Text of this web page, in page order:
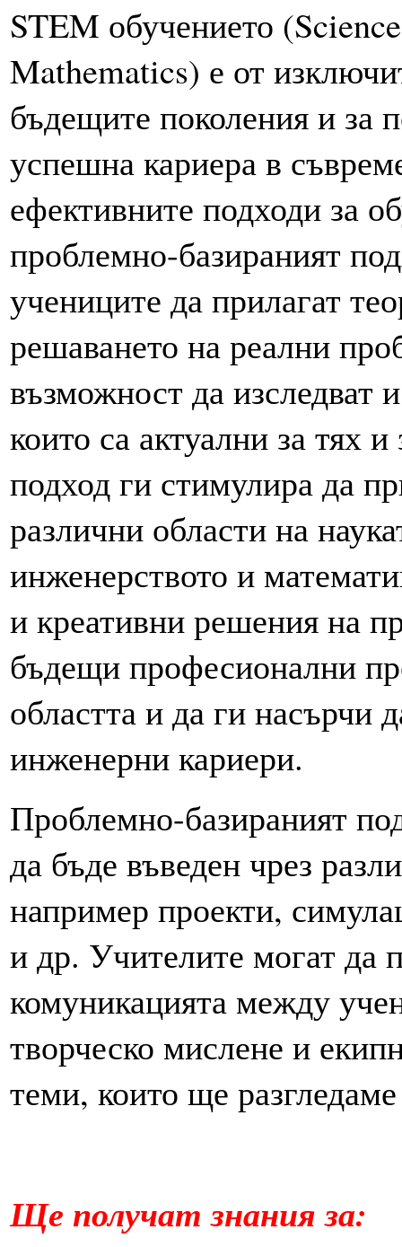
STEM обучението
Mathematics) е от
бъдещите поколения и за
успешна кариера в
ефективните подходи за
проблемно-базираният
учениците да прилагат
решаването на реални
възможност да изследват
които са актуални за тях
подход ги стимулира да
различни области на
инженерството и
и креативни решения на
бъдещи професионални
областта и да ги насърчи
инженерни кариери.
Проблемно-базираният
да бъде въведен чрез
например проекти,
и др. Учителите могат да
комуникацията между
творческо мислене и
теми, които ще
Ще получат знания за: